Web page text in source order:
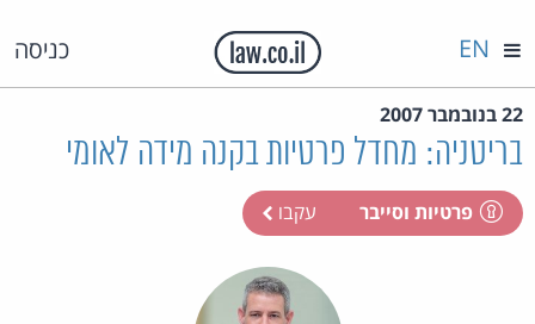
כניסה EN
22 בנובמבר 2007
בריטניה: מחדל פרטיות בקנה מידה לאומי
פרטיות וסייבר עקבו